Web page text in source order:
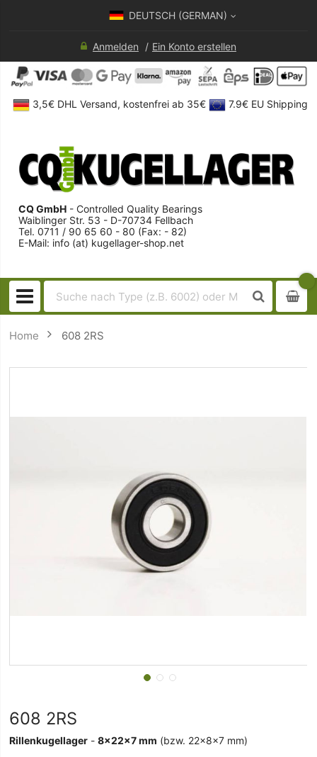
DEUTSCH (GERMAN)
Anmelden Ein Konto erstellen
3,5€ DHL Versand, kostenfrei ab 35€ 7.9€ EU Shipping
CQ GmbH - Controlled Quality Bearings
Waiblinger Str. 53 - D-70734 Fellbach
Tel. 0711 / 90 65 60 - 80 (Fax: - 82)
E-Mail: info (at) kugellager-shop.net
Home 608 2RS
608 2RS
Rillenkugellager -8x22x7 mm (bzw. 22x8x7 mm)